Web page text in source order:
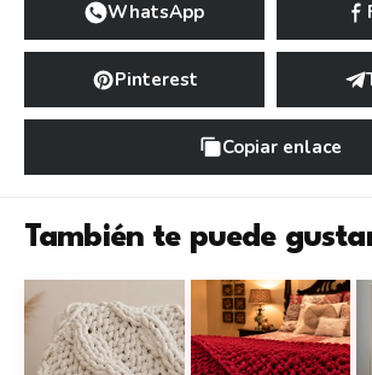
WhatsApp
Pinterest
Copiar enlace
También te puede